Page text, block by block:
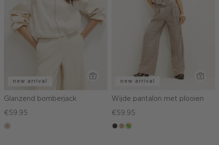
new arrival
Glanzend bomberjack
€59.95
lichtzand
new arrival
Wijde pantalon met plooien
€59.95
choco
zandmeerkleurig